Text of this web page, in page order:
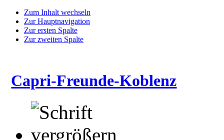
Zum Inhalt wechseln
Zur Hauptnavigation
Zur ersten Spalte
Zur zweiten Spalte
Capri-Freunde-Koblenz